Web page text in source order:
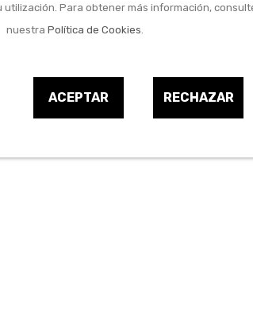
Para obtener más información,
nuestraPolítica de Cookies
ACEPTAR RECHAZAR